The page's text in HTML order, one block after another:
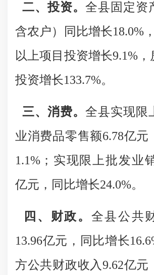
二、投资。 全县固定资
含农户）同比增长18.0%
以上项目投资增长9.1%
投资增长133.7%。
三、消费。 全县实现限
业消费品零售额6.78亿元
1.1%；实现限上批发业
亿元，同比增长24.0%。
四、财政。 全县公共
13.96亿元，同比增长
方公共财政收入9.62亿元